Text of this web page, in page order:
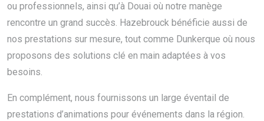
ou professionnels, ainsi qu’à Douai où notre manège
rencontre un grand succès. Hazebrouck bénéficie aussi de
nos prestations sur mesure, tout comme Dunkerque où nous
proposons des solutions clé en main adaptées à vos
besoins.
En complément, nous fournissons un large éventail de
prestations d’animations pour événements dans la région.